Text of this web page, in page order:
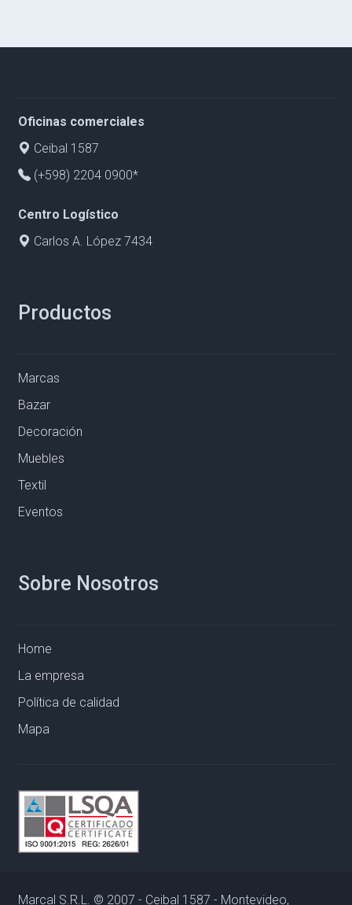
Oficinas comerciales
Ceibal 1587
(+598) 2204 0900*
Centro Logístico
Carlos A. López 7434
Productos
Marcas
Bazar
Decoración
Muebles
Textil
Eventos
Sobre Nosotros
Home
La empresa
Política de calidad
Mapa
Marcal S.R.L. © 2007 - Ceibal 1587 - Montevideo,